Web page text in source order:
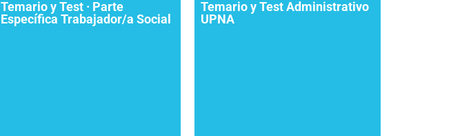
Temario y Test · Parte
Específica Trabajador/a Social
Temario y Test Administrativo
UPNA